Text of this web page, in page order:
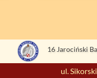
16 Jarociński
ul.